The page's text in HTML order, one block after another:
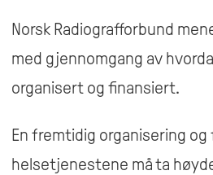
Norsk Radiografforbund
med gjennomgang av
organisert og finansiert.
En fremtidig organisering og
helsetjenestene må ta